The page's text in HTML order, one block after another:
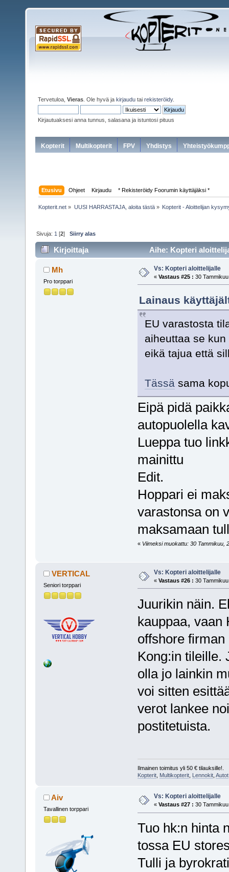
Tervetuloa, Vieras . Ole hyvä ja kirjaudu tai rekisteröidy.
Kirjautuaksesi anna tunnus, salasana ja istuntosi pituus
Kopterit Multikopterit FPV Yhdistys
Etusivu Ohjeet Kirjaudu * Rekisteröidy Foorumin käyttäjäksi *
Kopterit.net » UUSI HARRASTAJA, aloita tästä» Kopterit - Aloittelijan
Sivuja: 1 [2]Siirry alas
Kirjoittaja Aihe: Kopteri
Mh
Pro torppari
Vs: Kopteri aloittelijalle
« Vastaus #25 : 30
Lainaus
EU varastosta
aiheuttaa se
eikä tajua että
Tässä sama
Eipä pidä
autopuolella
Lueppa tuo
mainittu
Edit.
Hoppari ei
varastonsa on
maksamaan
« Viimeksi muokattu: 30 Tammikuu,
VERTICAL
Seniori torppari
Vs: Kopteri aloittelijalle
« Vastaus #26 : 30
Juurikin näin.
kauppaa, vaan
offshore
Kong:in tileille.
olla jo lainkin
voi sitten
verot lankee
postitetuista.
Ilmainen toimitus yli 50 € tilauksille!.
Kopterit, Multikopterit, Lennokit, Autot
Aiv
Tavallinen torppari
Vs: Kopteri aloittelijalle
« Vastaus #27 : 30
Tuo hk:n hinta
tossa EU
Tulli ja